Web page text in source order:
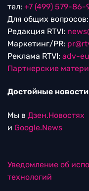
тел: +7 (499) 579-86-
Для общих вопросов:
Редакция RTVI:
Маркетинг/PR:
Реклама RTVI: adv-
Партнерские
Достойные новости
Мы в Дзен.Новостях
и Google.News
Уведомление об
технологий